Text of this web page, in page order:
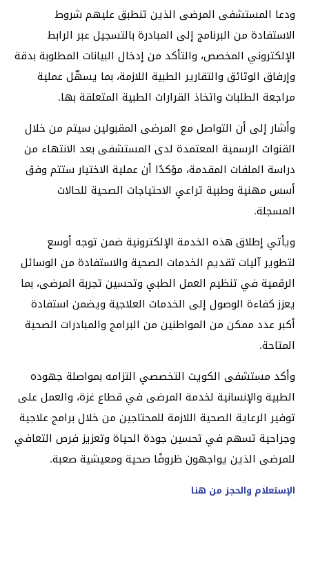
ودعا المستشفى المرضى الذين تنطبق عليهم شروط
الاستفادة من البرنامج إلى المبادرة بالتسجيل عبر الرابط
الإلكتروني المخصص، والتأكد من إدخال البيانات المطلوبة بدقة
وإرفاق الوثائق والتقارير الطبية اللازمة، بما يسهّل عملية
مراجعة الطلبات واتخاذ القرارات الطبية المتعلقة بها.
وأشار إلى أن التواصل مع المرضى المقبولين سيتم من خلال
القنوات الرسمية المعتمدة لدى المستشفى بعد الانتهاء من
دراسة الملفات المقدمة، مؤكدًا أن عملية الاختيار ستتم وفق
أسس مهنية وطبية تراعي الاحتياجات الصحية للحالات
المسجلة.
ويأتي إطلاق هذه الخدمة الإلكترونية ضمن توجه أوسع
لتطوير آليات تقديم الخدمات الصحية والاستفادة من الوسائل
الرقمية في تنظيم العمل الطبي وتحسين تجربة المرضى، بما
يعزز كفاءة الوصول إلى الخدمات العلاجية ويضمن استفادة
أكبر عدد ممكن من المواطنين من البرامج والمبادرات الصحية
المتاحة.
وأكد مستشفى الكويت التخصصي التزامه بمواصلة جهوده
الطبية والإنسانية لخدمة المرضى في قطاع غزة، والعمل على
توفير الرعاية الصحية اللازمة للمحتاجين من خلال برامج علاجية
وجراحية تسهم في تحسين جودة الحياة وتعزيز فرص التعافي
للمرضى الذين يواجهون ظروفًا صحية ومعيشية صعبة.
الإستعلام والحجز من هنا